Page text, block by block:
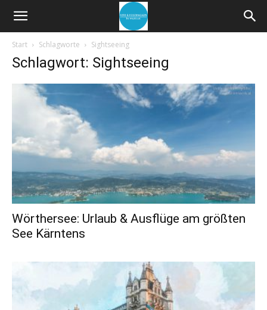
Start Schlagworte Sightseeing
Schlagwort: Sightseeing
Wörthersee: Urlaub & Ausflüge am größten
See Kärntens